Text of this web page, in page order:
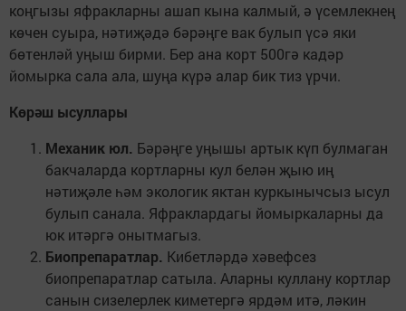
коңгызы яфракларны ашап кына калмый, ә үсемлекнең
көчен суыра, нәтиҗәдә бәрәңге вак булып үсә яки
бөтенләй уңыш бирми. Бер ана корт 500гә кадәр
йомырка сала ала, шуңа күрә алар бик тиз үрчи.
Көрәш ысуллары
Механик юл. Бәрәңге уңышы артык күп булмаган
бакчаларда кортларны кул белән җыю иң
нәтиҗәле һәм экологик яктан куркынычсыз ысул
булып санала. Яфраклардагы йомыркаларны да
юк итәргә онытмагыз.
Биопрепаратлар. Кибетләрдә хәвефсез
биопрепаратлар сатыла. Аларны куллану кортлар
санын сизелерлек киметергә ярдәм итә, ләкин